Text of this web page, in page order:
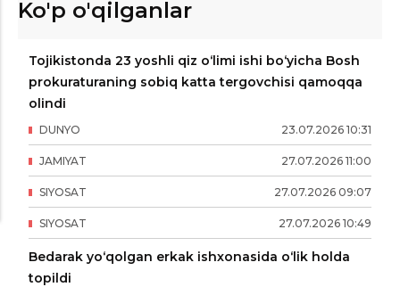
Ko'p o'qilganlar
Tojikistonda 23 yoshli qiz o‘limi ishi bo‘yicha Bosh
prokuraturaning sobiq katta tergovchisi qamoqqa
olindi
23.07.2026 10:31
DUNYO
27.07.2026 11:00
JAMIYAT
27.07.2026 09:07
SIYOSAT
27.07.2026 10:49
SIYOSAT
Bedarak yo‘qolgan erkak ishxonasida o‘lik holda
topildi